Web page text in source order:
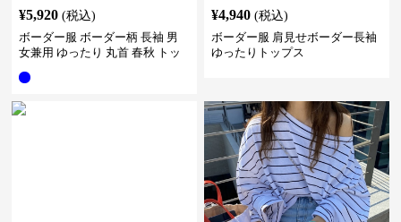
¥5,920 (税込)
ボーダー服 ボーダー柄 長袖 男
女兼用 ゆったり 丸首 春秋 トッ
¥4,940 (税込)
ボーダー服 肩見せボーダー長袖
ゆったりトップス